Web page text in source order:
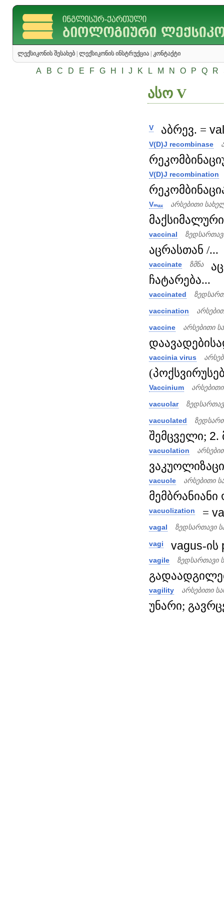
ლექსიკონის შესახებ ლექსიკონის ინსტრუქცია კონტაქტი
A B C D E F G H J K L M N O P Q R
ასო V
V აბრევ. =
V(D)J recombinase
V(D)J recombination
Vₘₐₓ არსებითი
vaccinal
აცრასთან /...
vaccinate ზმნა
ჩატარება...
vaccinated
vaccination
vaccine არსებითი
vaccinia virus
Vaccinium
vacuolar
vacuolated
შემცველი; 2.
vacuolation
vacuole არსებითი
vacuolization =
vagal ზედსართავი
vagi vagus-ის
vagile ზედსართავი
vagility არსებითი
უნარი;